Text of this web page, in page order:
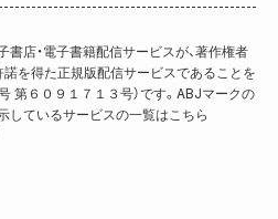
書店・電子書籍配信サービスが、著作権者
を得た正規版配信サービスであることを
第６０９１７１３号）です。ABJマークの
しているサービスの一覧はこちら